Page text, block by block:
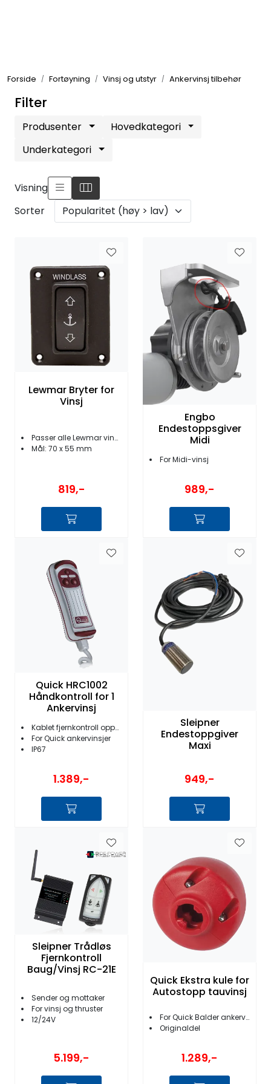
Forside Fortøyning Vinsj og utstyr Ankervinsj tilbehør
Filter
Produsenter
Hovedkategori
Underkategori
Visning
Sorter
Lewmar Bryter for
Vinsj
Passer alle Lewmar vinsjer
​​​​​​​Mål: 70 x 55 mm
819,-
Engbo
Endestoppsgiver
Midi
For Midi-vinsj
989,-
Quick HRC1002
Håndkontroll for 1
Ankervinsj
Kablet fjernkontroll opp/ned
For Quick ankervinsjer
IP67
1.389,-
Sleipner
Endestoppgiver
Maxi
949,-
Sleipner Trådløs
Fjernkontroll
Baug/Vinsj RC-21E
Sender og mottaker
For vinsj og thruster
12/24V
5.199,-
Quick Ekstra kule for
Autostopp tauvinsj
For Quick Balder ankervinsjer
Originaldel
1.289,-
Elektrisk
Bygg/Innredning
VVS
Fortøyning
Fritid/Sikkerhet
Båtpleie/Opplag